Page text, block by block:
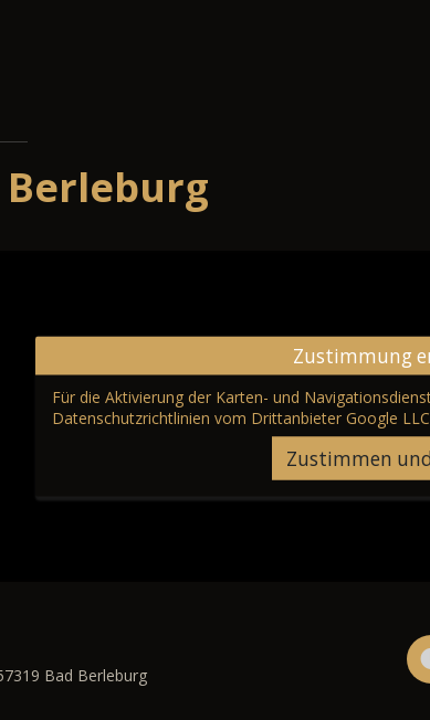
Zustimmung
Für die Aktivierung der Karten- und
Datenschutzrichtlinien vom Drittanbieter Google LLC
Zustimmen
Bad Berleburg